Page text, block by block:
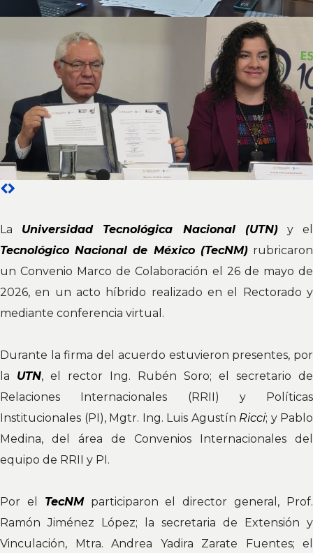
La Universidad Tecnológica Nacional (UTN)y el
Tecnológico Nacional de México (TecNM)rubricaron
un Convenio Marco de Colaboración el 26 de mayo de
2026, en un acto híbrido realizado en el Rectorado y
mediante conferencia virtual.
Durante la firma del acuerdo estuvieron presentes, por
la UTN, el rector Ing. Rubén Soro; el secretario de
Relaciones Internacionales (RRII) y Políticas
Institucionales (PI), Mgtr. Ing. Luis Agustín Ricci; y Pablo
Medina, del área de Convenios Internacionales del
equipo de RRII y PI.
Por el TecNMparticiparon el director general, Prof.
Ramón Jiménez López; la secretaria de Extensión y
Vinculación, Mtra. Andrea Yadira Zarate Fuentes; el